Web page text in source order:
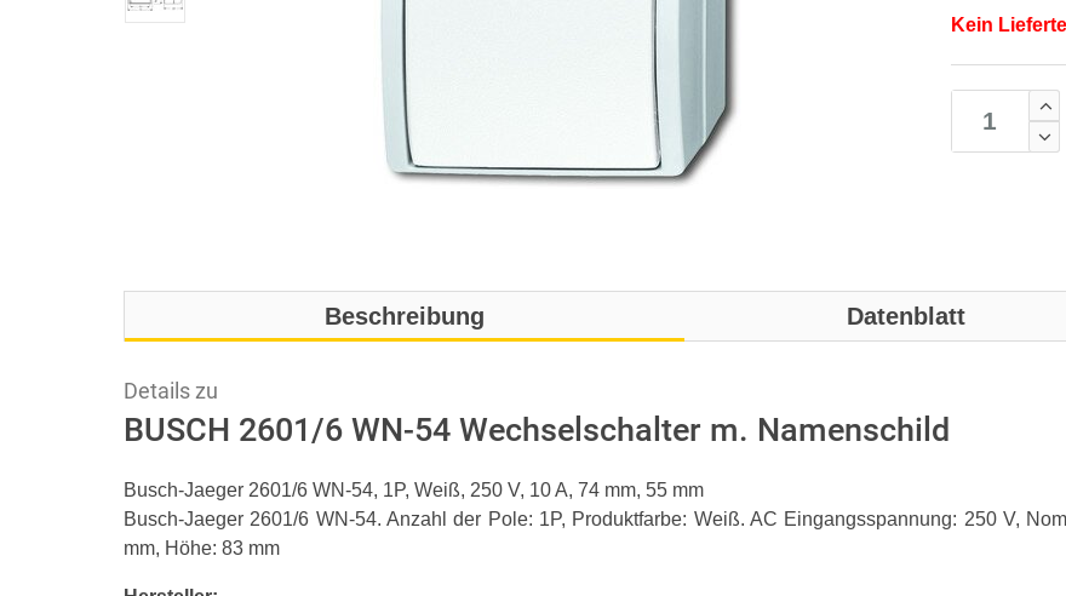
Kein
Beschreibung Datenblatt
Details zu
BUSCH 2601/6 WN-54 Wechselschalter m. Namenschild
Busch-Jaeger 2601/6 WN-54, 1P, Weiß, 250 V, 10 A, 74 mm, 55 mm
Busch-Jaeger 2601/6 WN-54. Anzahl der Pole: 1P, Produktfarbe: Weiß. AC Eingangsspannung: 250 V,
mm, Höhe: 83 mm